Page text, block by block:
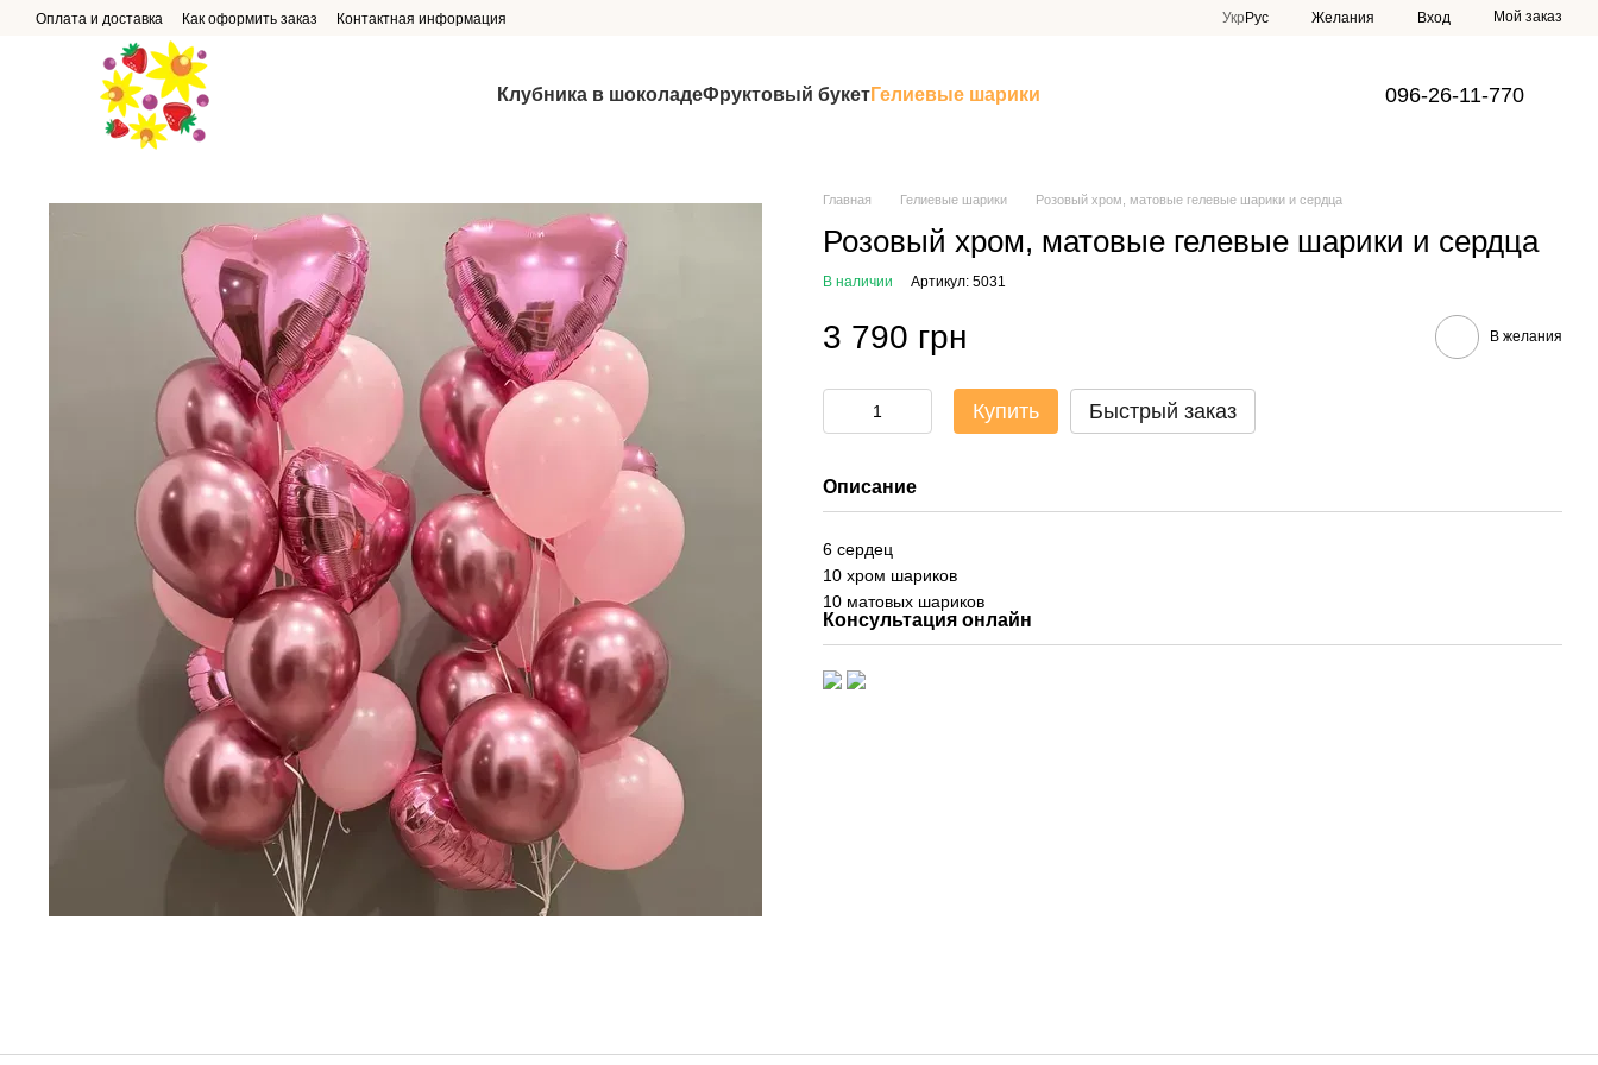
Перейти к основному контенту
Оплата и доставка Как оформить заказ Контактная информация Укр Рус Желания Вход Мой заказ
Клубника в шоколадеФруктовый букетГелиевые шарики 096-26-11-770
Главная Гелиевые шарики Розовый хром, матовые гелевые шарики и сердца
Розовый хром, матовые гелевые шарики и сердца
В наличии Артикул: 5031
3 790 грн В желания
Купить Быстрый заказ
Описание
6 сердец
10 хром шариков
10 матовых шариков
Консультация онлайн